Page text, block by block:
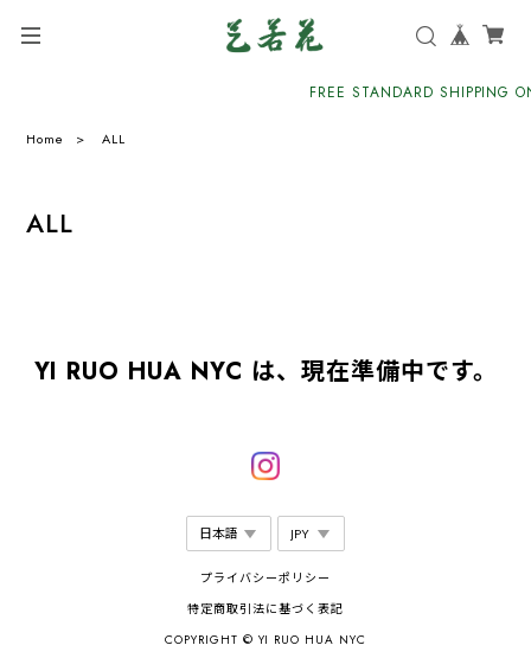
FREE STANDARD SHIPPING
Home ALL
ALL
YI RUO HUA NYC は、現在準備中です。
プライバシーポリシー
特定商取引法に基づく表記
COPYRIGHT © YI RUO HUA NYC